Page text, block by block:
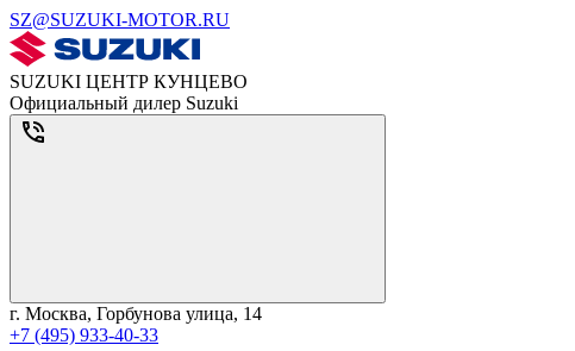
SZ@SUZUKI-MOTOR.RU
SUZUKI ЦЕНТР КУНЦЕВО
Официальный дилер Suzuki
г. Москва, Горбунова улица, 14
+7 (495) 933-40-33